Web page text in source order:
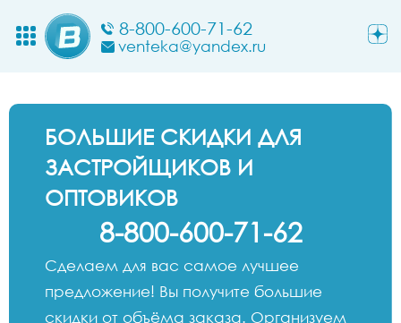
8-800-600-71-62
venteka@yandex.ru
БОЛЬШИЕ СКИДКИ ДЛЯ
ЗАСТРОЙЩИКОВ И
ОПТОВИКОВ
8-800-600-71-62
Сделаем для вас самое лучшее
предложение! Вы получите большие
скидки от объёма заказа. Организуем